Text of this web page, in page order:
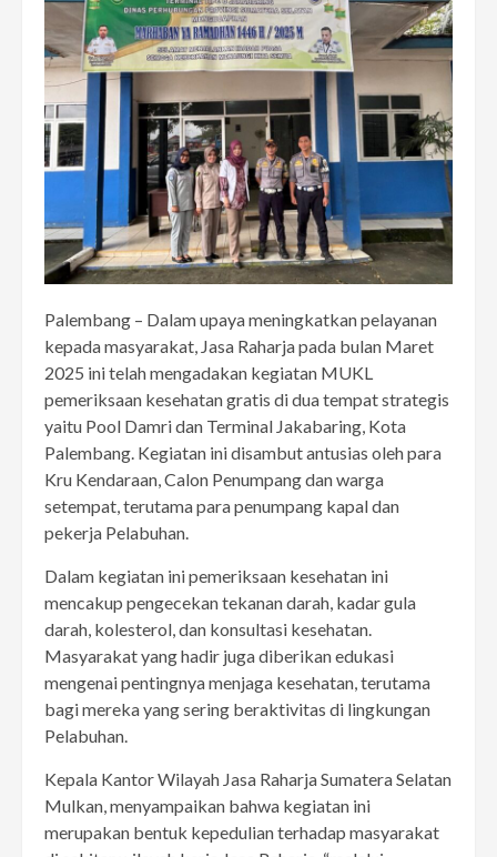
Palembang – Dalam upaya meningkatkan pelayanan
kepada masyarakat, Jasa Raharja pada bulan Maret
2025 ini telah mengadakan kegiatan MUKL
pemeriksaan kesehatan gratis di dua tempat strategis
yaitu Pool Damri dan Terminal Jakabaring, Kota
Palembang. Kegiatan ini disambut antusias oleh para
Kru Kendaraan, Calon Penumpang dan warga
setempat, terutama para penumpang kapal dan
pekerja Pelabuhan.
Dalam kegiatan ini pemeriksaan kesehatan ini
mencakup pengecekan tekanan darah, kadar gula
darah, kolesterol, dan konsultasi kesehatan.
Masyarakat yang hadir juga diberikan edukasi
mengenai pentingnya menjaga kesehatan, terutama
bagi mereka yang sering beraktivitas di lingkungan
Pelabuhan.
Kepala Kantor Wilayah Jasa Raharja Sumatera Selatan
Mulkan, menyampaikan bahwa kegiatan ini
merupakan bentuk kepedulian terhadap masyarakat